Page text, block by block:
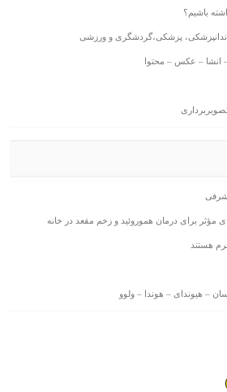
باشیم؟
انشا – عکس – محتوا
مؤثر برای درمان هموروئید و زخم مقعد در خانه
هستند
– هیوندای – هوندا – ولوو